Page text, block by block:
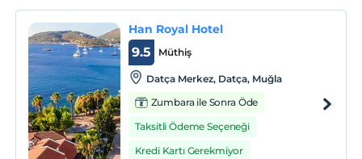
Han Royal Hotel
Müthiş
9.5
Datça Merkez, Datça, Muğla
Zumbara ile Sonra Öde
Taksitli Ödeme Seçeneği
Kredi Kartı Gerekmiyor